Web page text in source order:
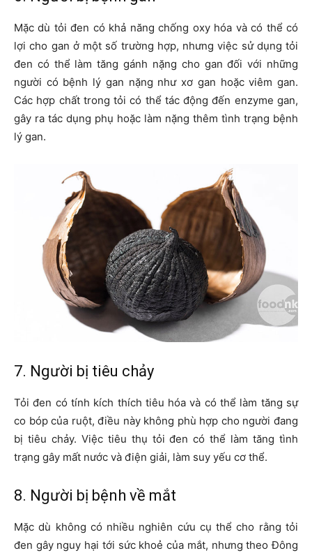
Mặc dù tỏi đen có khả năng chống oxy hóa và có thể có
lợi cho gan ở một số trường hợp, nhưng việc sử dụng tỏi
đen có thể làm tăng gánh nặng cho gan đối với những
người có bệnh lý gan nặng như xơ gan hoặc viêm gan.
Các hợp chất trong tỏi có thể tác động đến enzyme gan,
gây ra tác dụng phụ hoặc làm nặng thêm tình trạng bệnh
lý gan.
7. Người bị tiêu chảy
Tỏi đen có tính kích thích tiêu hóa và có thể làm tăng sự
co bóp của ruột, điều này không phù hợp cho người đang
bị tiêu chảy. Việc tiêu thụ tỏi đen có thể làm tăng tình
trạng gây mất nước và điện giải, làm suy yếu cơ thể.
8. Người bị bệnh về mắt
Mặc dù không có nhiều nghiên cứu cụ thể cho rằng tỏi
đen gây nguy hại tới sức khoẻ của mắt, nhưng theo Đông